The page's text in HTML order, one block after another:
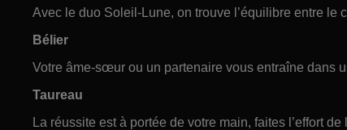
Avec le duo Soleil-Lune, on trouve l’équilibre entre le
Bélier
Votre âme-sœur ou un partenaire vous entraîne dans
Taureau
La réussite est à portée de votre main, faites l’effort